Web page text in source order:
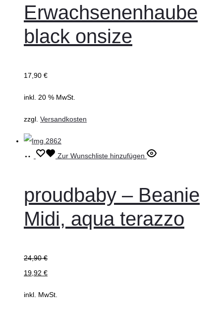
Erwachsenenhaube
black onsize
17,90 €
inkl. 20 % MwSt.
zzgl. Versandkosten
Ausführung
Dieses
mehrere
Varianten
auf.
Optionen
können
Zur Wunschliste hinzufügen
proudbaby – Beanie
Midi, aqua terazzo
24,90€
19,92 €
inkl. MwSt.